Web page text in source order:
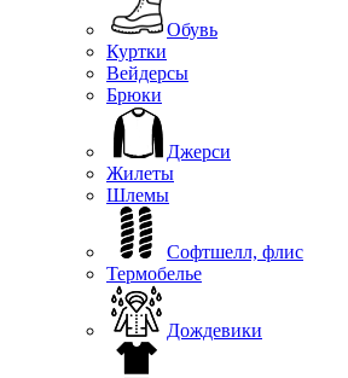
Обувь
Куртки
Вейдерсы
Брюки
Джерси
Жилеты
Шлемы
Софтшелл, флис
Термобелье
Дождевики